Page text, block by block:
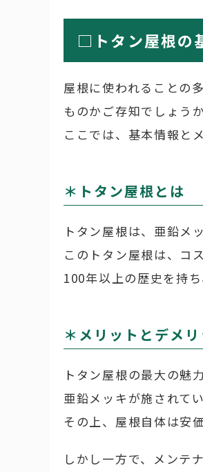
□トタン屋根の
屋根に使われることの
ものかご存知でしょうか
ここでは、基本情報と
＊トタン屋根とは
トタン屋根は、亜鉛メ
このトタン屋根は、コ
100年以上の歴史を持
＊メリットとデメリ
トタン屋根の最大の魅
亜鉛メッキが施されて
その上、屋根自体は安
しかし一方で、メンテ